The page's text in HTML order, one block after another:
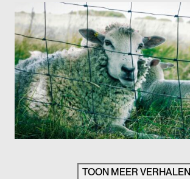
TOON MEER VERHALEN